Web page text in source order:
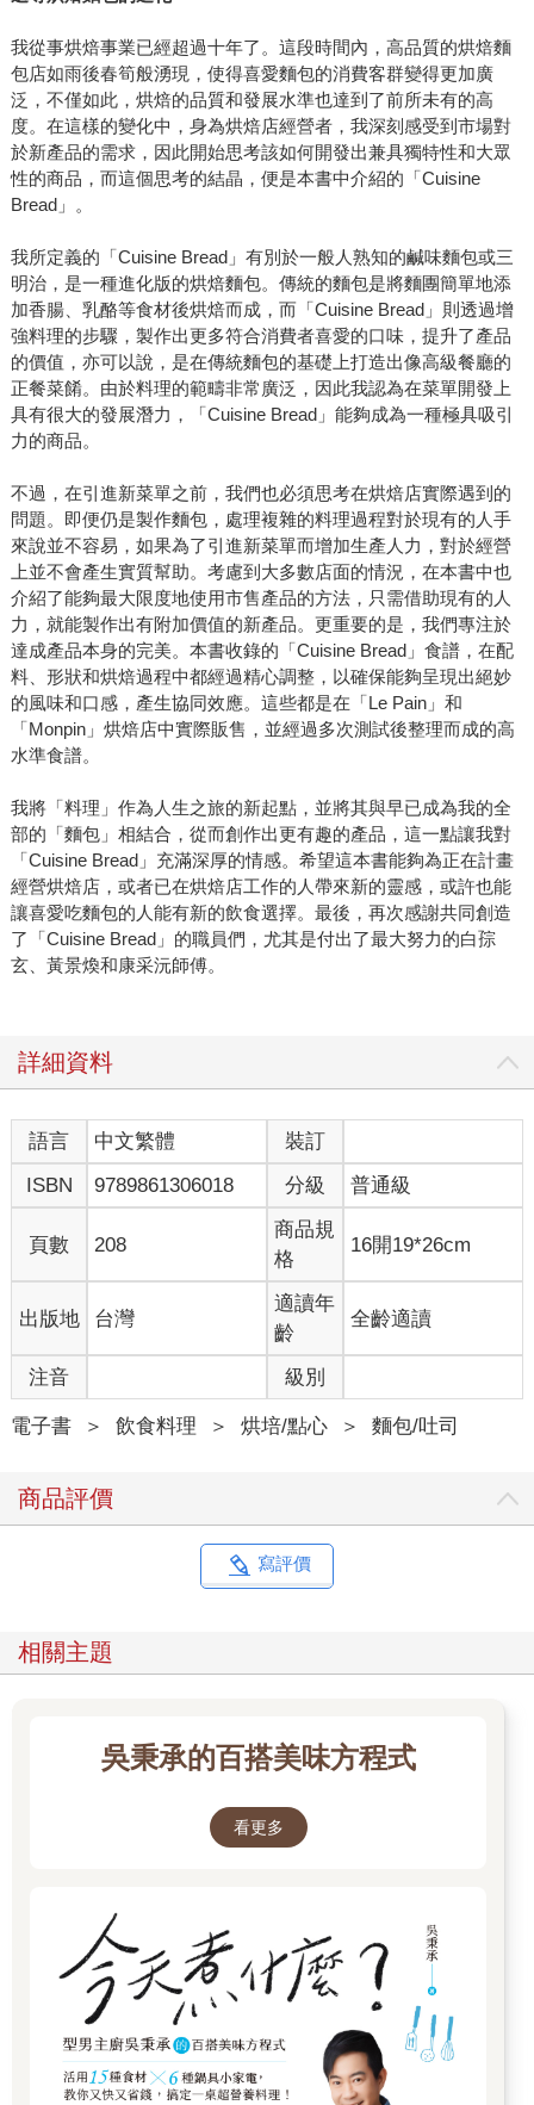
我從事烘焙事業已經超過十年了。這段時間內，高品質的烘焙麵
包店如雨後春筍般湧現，使得喜愛麵包的消費客群變得更加廣
泛，不僅如此，烘焙的品質和發展水準也達到了前所未有的高
度。在這樣的變化中，身為烘焙店經營者，我深刻感受到市場對
於新產品的需求，因此開始思考該如何開發出兼具獨特性和大眾
性的商品，而這個思考的結晶，便是本書中介紹的「Cuisine
Bread」。
我所定義的「Cuisine Bread」有別於一般人熟知的鹹味麵包或三
明治，是一種進化版的烘焙麵包。傳統的麵包是將麵團簡單地添
加香腸、乳酪等食材後烘焙而成，而「Cuisine Bread」則透過增
強料理的步驟，製作出更多符合消費者喜愛的口味，提升了產品
的價值，亦可以說，是在傳統麵包的基礎上打造出像高級餐廳的
正餐菜餚。由於料理的範疇非常廣泛，因此我認為在菜單開發上
具有很大的發展潛力，「Cuisine Bread」能夠成為一種極具吸引
力的商品。
不過，在引進新菜單之前，我們也必須思考在烘焙店實際遇到的
問題。即便仍是製作麵包，處理複雜的料理過程對於現有的人手
來說並不容易，如果為了引進新菜單而增加生產人力，對於經營
上並不會產生實質幫助。考慮到大多數店面的情況，在本書中也
介紹了能夠最大限度地使用市售產品的方法，只需借助現有的人
力，就能製作出有附加價值的新產品。更重要的是，我們專注於
達成產品本身的完美。本書收錄的「Cuisine Bread」食譜，在配
料、形狀和烘焙過程中都經過精心調整，以確保能夠呈現出絕妙
的風味和口感，產生協同效應。這些都是在「Le Pain」和
「Monpin」烘焙店中實際販售，並經過多次測試後整理而成的高
水準食譜。
我將「料理」作為人生之旅的新起點，並將其與早已成為我的全
部的「麵包」相結合，從而創作出更有趣的產品，這一點讓我對
「Cuisine Bread」充滿深厚的情感。希望這本書能夠為正在計畫
經營烘焙店，或者已在烘焙店工作的人帶來新的靈感，或許也能
讓喜愛吃麵包的人能有新的飲食選擇。最後，再次感謝共同創造
了「Cuisine Bread」的職員們，尤其是付出了最大努力的白孮
玄、黃景煥和康采沅師傅。
詳細資料
語言 中文繁體
裝訂
ISBN
9789861306018 分級 普通級
頁數 208
商品規
格
16開19*26cm
出版地 台灣
適讀年
齡
全齡適讀
注音 級別
電子書 ＞ 飲食料理 ＞ 烘培/點心 ＞ 麵包/吐司
商品評價
寫評價
相關主題
吳秉承的百搭美味方程式
看更多